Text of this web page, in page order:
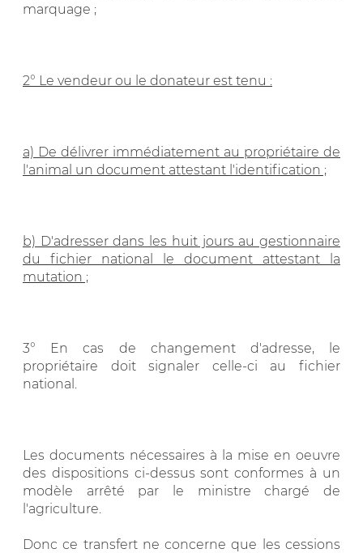
marquage ;
2° Le vendeur ou le donateur est tenu :
a) De délivrer immédiatement au propriétaire de
l'animal un document attestant l'identification ;
b) D'adresser dans les huit jours au gestionnaire
du fichier national le document attestant la
mutation ;
3° En cas de changement d'adresse, le
propriétaire doit signaler celle-ci au fichier
national.
Les documents nécessaires à la mise en oeuvre
des dispositions ci-dessus sont conformes à un
modèle arrêté par le ministre chargé de
l'agriculture.
Donc ce transfert ne concerne que les cessions